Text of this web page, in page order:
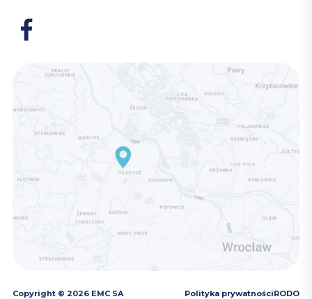
Copyright © 2026 EMC SA Polityka prywatnościRODO